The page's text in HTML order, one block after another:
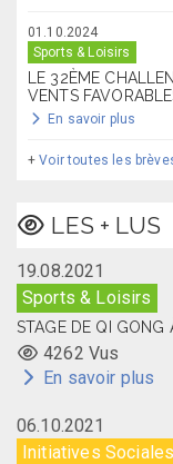
01.10.2024
Sports & Loisirs
LE 32ÈME
VENTS
En savoir plus
+Voir toutes les
LES + LUS
19.08.2021
Sports & Loisirs
STAGE DE QI GONG
4262 Vus
En savoir plus
06.10.2021
Initiatives Sociales